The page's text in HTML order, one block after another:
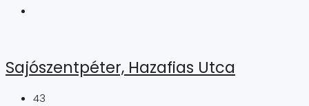
Sajószentpéter, Hazafias Utca
43